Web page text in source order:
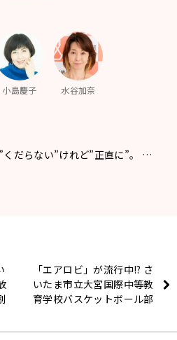
小島慶子 水谷加奈
くだらない”けれど”正直に”。 …
「エアロビ」が流行中!? さ
いたま市立大宮国際中等教
育学校バスケットボール部
#5（7月4日放送分）